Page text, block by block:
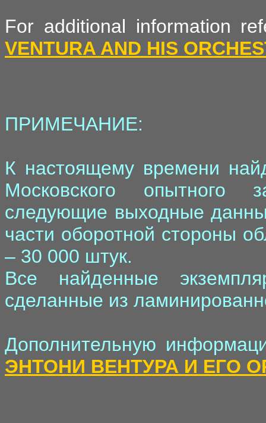
For additional information
VENTURA AND HIS
ПРИМЕЧАНИЕ:
К настоящему времени
Московского опытного
следующие выходные
части оборотной стороны
– 30 000 штук.
Все найденные
сделанные из
Дополнительную
ЭНТОНИ ВЕНТУРА И ЕГО